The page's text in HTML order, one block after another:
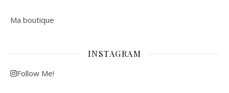
Ma boutique
INSTAGRAM
Follow Me!